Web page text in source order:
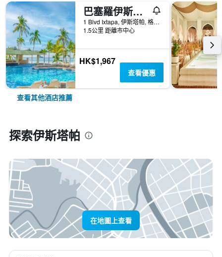
巴塞羅伊斯塔帕式酒店 - 伊斯塔帕
1 Blvd Ixtapa, 伊斯塔帕, 格雷羅, 墨西哥
1.5公里 距離市中心
HK$1,967
查看優惠
查看其他酒店推薦
探索伊斯塔帕
在地圖上查看